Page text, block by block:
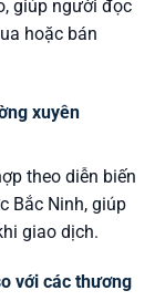
giúp người đọc
hoặc bán
xuyên
theo diễn biến
Bắc Ninh, giúp
giao dịch.
với các thương